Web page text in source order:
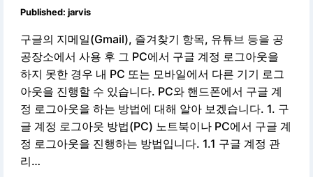
Published: jarvis
구글의 지메일(Gmail), 즐겨찾기 항목, 유튜브 등을 공
공장소에서 사용 후 그 PC에서 구글 계정 로그아웃을
하지 못한 경우 내 PC 또는 모바일에서 다른 기기 로그
아웃을 진행할 수 있습니다. PC와 핸드폰에서 구글 계
정 로그아웃을 하는 방법에 대해 알아 보겠습니다. 1. 구
글 계정 로그아웃 방법(PC) 노트북이나 PC에서 구글 계
정 로그아웃을 진행하는 방법입니다. 1.1 구글 계정 관
리…